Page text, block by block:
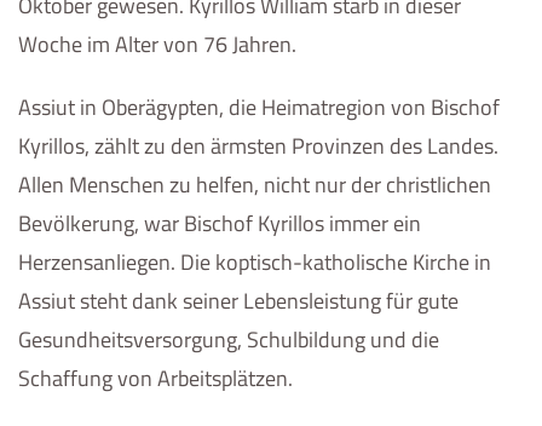
Woche im Alter von 76 Jahren.
Assiut in Oberägypten, die Heimatregion von Bischof
Kyrillos, zählt zu den ärmsten Provinzen des Landes.
Allen Menschen zu helfen, nicht nur der christlichen
Bevölkerung, war Bischof Kyrillos immer ein
Herzensanliegen. Die koptisch-katholische Kirche in
Assiut steht dank seiner Lebensleistung für gute
Gesundheitsversorgung, Schulbildung und die
Schaffung von Arbeitsplätzen.